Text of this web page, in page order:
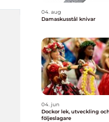
04. aug
Damaskusstål knivar
04. jun
Dockor lek, utveckling och trygga
följeslagare